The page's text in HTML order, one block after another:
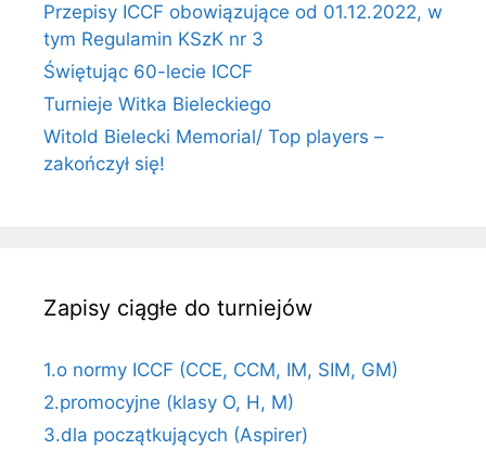
Przepisy ICCF obowiązujące od 01.12.2022, w
tym Regulamin KSzK nr 3
Świętując 60-lecie ICCF
Turnieje Witka Bieleckiego
Witold Bielecki Memorial/ Top players –
zakończył się!
Zapisy ciągłe do turniejów
1.o normy ICCF (CCE, CCM, IM, SIM, GM)
2.promocyjne (klasy O, H, M)
3.dla początkujących (Aspirer)